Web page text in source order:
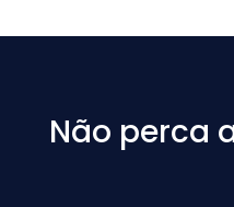
Não perca